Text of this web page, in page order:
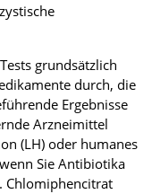
grundsätzlich
durch, die
Ergebnisse
Arzneimittel
(LH) oder humanes
Sie Antibiotika
Chlomiphencitrat